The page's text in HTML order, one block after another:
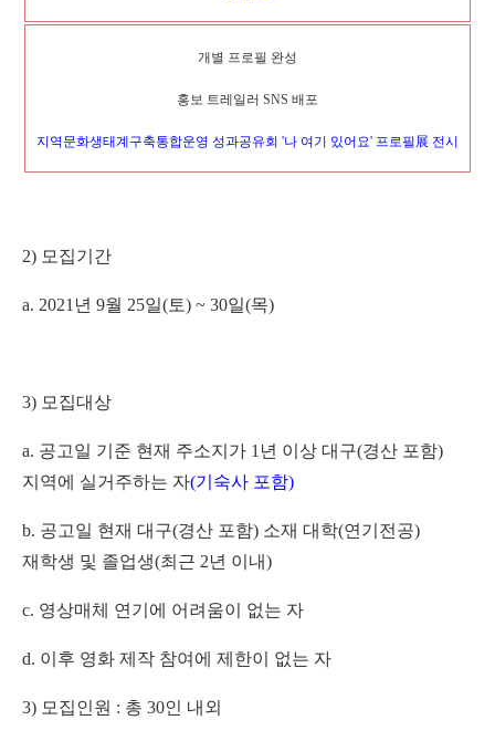
개별 프로필 완성
홍보 트레일러 SNS 배포
지역문화생태계구축통합운영 성과공유회 '나 여기 있어요' 프로필 展 전시
2) 모집기간
a. 2021 년 9월 25일(토) ~ 30일(목)
3) 모집대상
a. 공고일 기준 현재 주소지가 1 년 이상 대구(경산 포함)
지역에 실거주하는 자(기숙사 포함)
b. 공고일 현재 대구(경산 포함) 소재 대학(연기전공)
재학생 및 졸업생(최근 2년 이내)
c. 영상매체 연기에 어려움이 없는 자
d. 이후 영화 제작 참여에 제한이 없는 자
3) 모집인원 : 총 30인 내외